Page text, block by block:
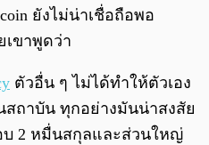
ยังไม่น่าเชื่อถือพอ
ขาพูดว่า
ตัวอื่น ๆ ไม่ได้ทำให้ตัวเอง
สถาบัน ทุกอย่างมันน่าสงสัย
บ 2 หมื่นสกุลและส่วนใหญ่